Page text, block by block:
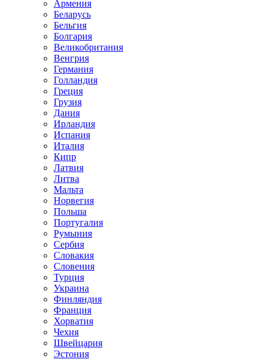
Армения
Беларусь
Бельгия
Болгария
Великобритания
Венгрия
Германия
Голландия
Греция
Грузия
Дания
Ирландия
Испания
Италия
Кипр
Латвия
Литва
Мальта
Норвегия
Польша
Португалия
Румыния
Сербия
Словакия
Словения
Турция
Украина
Финляндия
Франция
Хорватия
Чехия
Швейцария
Эстония